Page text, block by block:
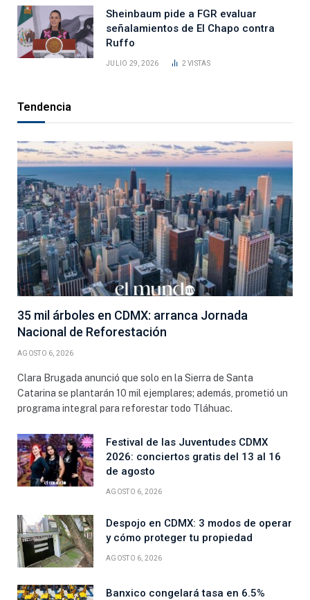
Sheinbaum pide a FGR evaluar
señalamientos de El Chapo contra
Ruffo
JULIO 29, 2026 2VISTAS
Tendencia
35 mil árboles en CDMX: arranca Jornada
Nacional de Reforestación
AGOSTO 6, 2026
Clara Brugada anunció que solo en la Sierra de Santa
Catarina se plantarán 10 mil ejemplares; además, prometió un
programa integral para reforestar todo Tláhuac.
Festival de las Juventudes CDMX
2026: conciertos gratis del 13 al 16
de agosto
AGOSTO 6, 2026
Despojo en CDMX: 3 modos de operar
y cómo proteger tu propiedad
AGOSTO 6, 2026
Banxico congelará tasa en 6.5%